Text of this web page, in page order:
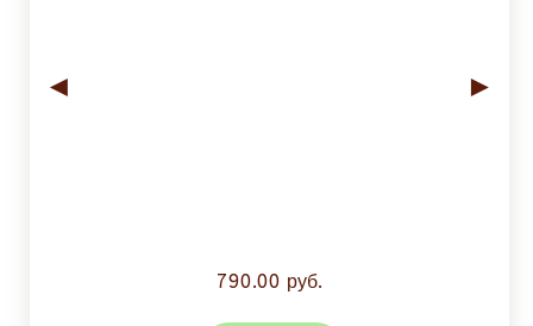
◄ ►
790.00 руб.